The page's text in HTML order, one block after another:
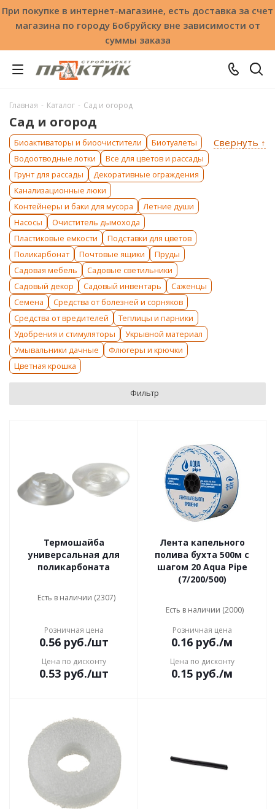
При покупке в интернет-магазине, есть доставка за счет
магазина по городу Бобруйску вне зависимости от
суммы заказа
Главная - Каталог - Сад и огород
Сад и огород
Свернуть ↑
Биоактиваторы и биоочистители
Биотуалеты
Водоотводные лотки
Все для цветов и рассады
Грунт для рассады
Декоративные ограждения
Канализационные люки
Контейнеры и баки для мусора
Летние души
Насосы
Очиститель дымохода
Пластиковые емкости
Подставки для цветов
Поликарбонат
Почтовые ящики
Пруды
Садовая мебель
Садовые светильники
Садовый декор
Садовый инвентарь
Саженцы
Семена
Средства от болезней и сорняков
Средства от вредителей
Теплицы и парники
Удобрения и стимуляторы
Укрывной материал
Умывальники дачные
Флюгеры и крючки
Цветная крошка
Фильтр
Термошайба
универсальная для
поликарбоната
Есть в наличии (2307)
Розничная цена
0.56руб./шт
Цена по дисконту
0.53руб./шт
Лента капельного
полива бухта 500м с
шагом 20 Aqua Pipe
(7/200/500)
Есть в наличии (2000)
Розничная цена
0.16 руб./м
Цена по дисконту
0.15 руб./м